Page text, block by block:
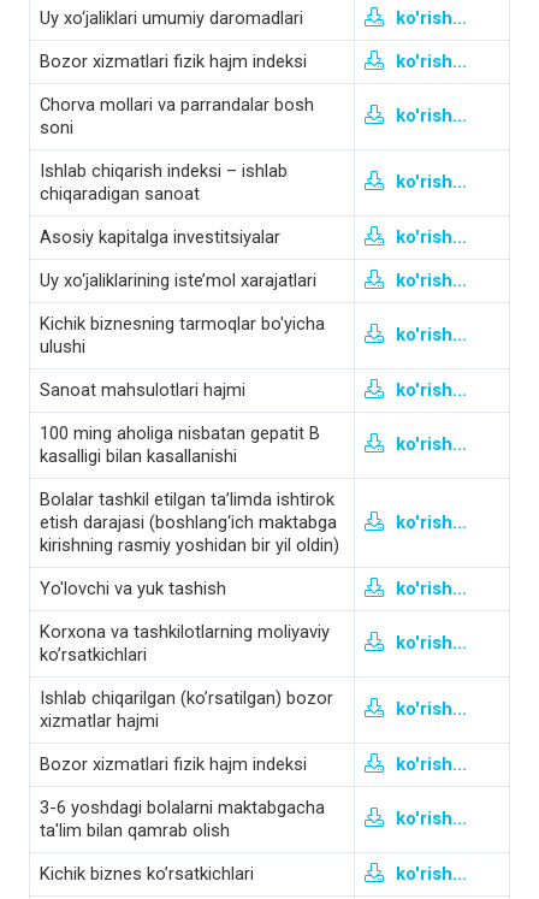
Uy xo‘jaliklari umumiy daromadlari
ko'rish...
Bozor xizmatlari fizik hajm indeksi
ko'rish...
Chorva mollari va parrandalar bosh
soni
ko'rish...
Ishlab chiqarish indeksi – ishlab
chiqaradigan sanoat
ko'rish...
Asosiy kapitalga investitsiyalar
ko'rish...
Uy xo‘jaliklarining iste’mol xarajatlari
ko'rish...
Kichik biznesning tarmoqlar bo'yicha
ulushi
ko'rish...
Sanoat mahsulotlari hajmi
ko'rish...
100 ming aholiga nisbatan gepatit B
kasalligi bilan kasallanishi
ko'rish...
Bolalar tashkil etilgan ta’limda ishtirok
etish darajasi (boshlang‘ich maktabga
kirishning rasmiy yoshidan bir yil oldin)
ko'rish...
Yo'lovchi va yuk tashish
ko'rish...
Korхona va tashkilotlarning moliyaviy
ko’rsatkichlari
ko'rish...
Ishlab chiqarilgan (koʼrsatilgan) bozor
xizmatlar hajmi
ko'rish...
Bozor xizmatlari fizik hajm indeksi
ko'rish...
3-6 yoshdagi bolalarni maktabgacha
ta'lim bilan qamrab olish
ko'rish...
Kichik biznes ko’rsatkichlari
ko'rish...